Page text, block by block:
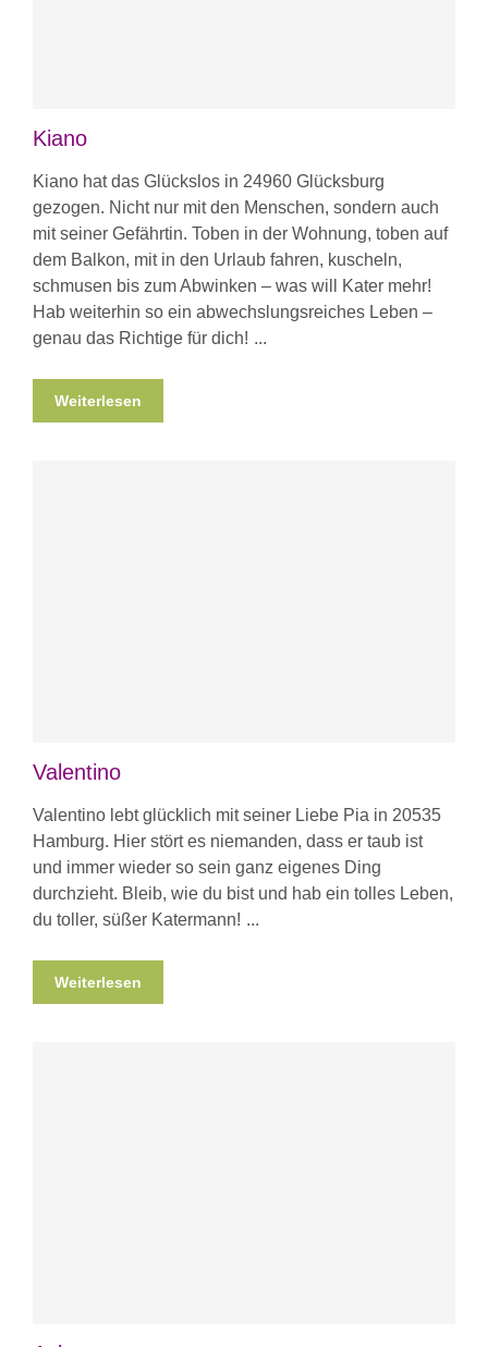
Kiano
Kiano hat das Glückslos in 24960 Glücksburg
gezogen. Nicht nur mit den Menschen, sondern auch
mit seiner Gefährtin. Toben in der Wohnung, toben auf
dem Balkon, mit in den Urlaub fahren, kuscheln,
schmusen bis zum Abwinken – was will Kater mehr!
Hab weiterhin so ein abwechslungsreiches Leben –
genau das Richtige für dich!
Weiterlesen
Valentino
Valentino lebt glücklich mit seiner Liebe Pia in 20535
Hamburg. Hier stört es niemanden, dass er taub ist
und immer wieder so sein ganz eigenes Ding
durchzieht. Bleib, wie du bist und hab ein tolles Leben,
du toller, süßer Katermann!
Weiterlesen